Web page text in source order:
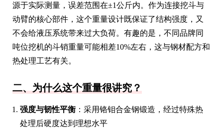
源于实际测量，误差范围在±1公斤内。作为连接挖斗与
动臂的核心部件，这个重量设计既保证了结构强度，又
不会给液压系统带来过大负荷。有趣的是，不同品牌同
吨位挖机的斗销重量可能相差10%左右，这与钢材配方和
热处理工艺有关。
二、为什么这个重量很讲究？
强度与韧性平衡 ：采用铬钼合金钢锻造，经过特殊热
处理后硬度达到理想水平